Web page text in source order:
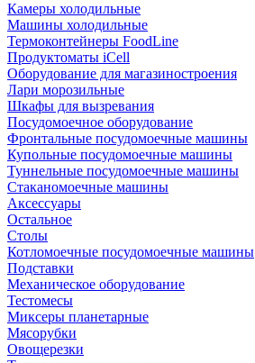
Камеры холодильные
Машины холодильные
Термоконтейнеры FoodLine
Продуктоматы iCell
Оборудование для магазиностроения
Лари морозильные
Шкафы для вызревания
Посудомоечное оборудование
Фронтальные посудомоечные машины
Купольные посудомоечные машины
Туннельные посудомоечные машины
Стаканомоечные машины
Аксессуары
Остальное
Столы
Котломоечные посудомоечные машины
Подставки
Механическое оборудование
Тестомесы
Миксеры планетарные
Мясорубки
Овощерезки